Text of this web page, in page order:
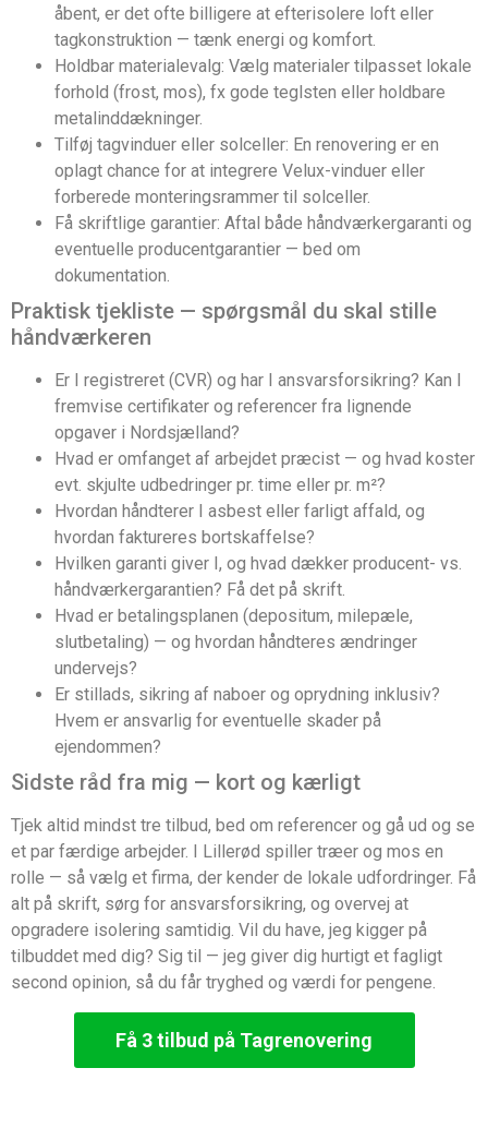
åbent, er det ofte billigere at efterisolere loft eller
tagkonstruktion — tænk energi og komfort.
Holdbar materialevalg: Vælg materialer tilpasset lokale
forhold (frost, mos), fx gode teglsten eller holdbare
metalinddækninger.
Tilføj tagvinduer eller solceller: En renovering er en
oplagt chance for at integrere Velux-vinduer eller
forberede monteringsrammer til solceller.
Få skriftlige garantier: Aftal både håndværkergaranti og
eventuelle producentgarantier — bed om
dokumentation.
Praktisk tjekliste — spørgsmål du skal stille
håndværkeren
Er I registreret (CVR) og har I ansvarsforsikring? Kan I
fremvise certifikater og referencer fra lignende
opgaver i Nordsjælland?
Hvad er omfanget af arbejdet præcist — og hvad koster
evt. skjulte udbedringer pr. time eller pr. m²?
Hvordan håndterer I asbest eller farligt affald, og
hvordan faktureres bortskaffelse?
Hvilken garanti giver I, og hvad dækker producent- vs.
håndværkergarantien? Få det på skrift.
Hvad er betalingsplanen (depositum, milepæle,
slutbetaling) — og hvordan håndteres ændringer
undervejs?
Er stillads, sikring af naboer og oprydning inklusiv?
Hvem er ansvarlig for eventuelle skader på
ejendommen?
Sidste råd fra mig — kort og kærligt
Tjek altid mindst tre tilbud, bed om referencer og gå ud og se
et par færdige arbejder. I Lillerød spiller træer og mos en
rolle — så vælg et firma, der kender de lokale udfordringer. Få
alt på skrift, sørg for ansvarsforsikring, og overvej at
opgradere isolering samtidig. Vil du have, jeg kigger på
tilbuddet med dig? Sig til — jeg giver dig hurtigt et fagligt
second opinion, så du får tryghed og værdi for pengene.
Få 3 tilbud på Tagrenovering